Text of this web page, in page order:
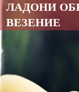
ЛАДОНИ
ВЕЗЕНИЕ